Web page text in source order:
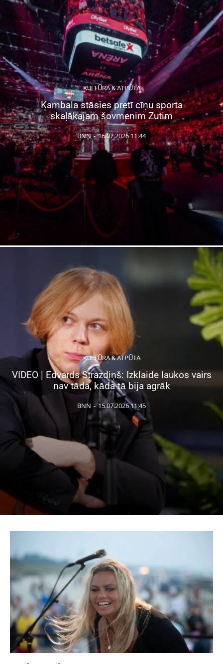
KULTŪRA & ATPŪTA
Kambala stāsies pretī cīņu sporta
skaļākajam šovmenim Zutim
BNN - 16.07.2026 11:44
KULTŪRA & ATPŪTA
VIDEO | Edvards Strazdiņš: Izklaide laukos vairs
nav tāda, kāda tā bija agrāk
BNN - 15.07.2026 11:45